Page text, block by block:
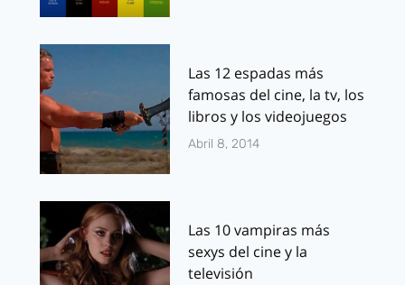
Las 12 espadas más
famosas del cine, la tv, los
libros y los videojuegos
Abril 8, 2014
Las 10 vampiras más
sexys del cine y la
televisión